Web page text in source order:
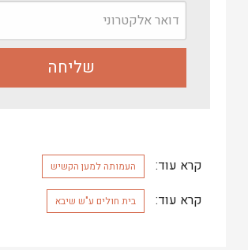
קרא עוד: העמותה למען הקשיש
קרא עוד: בית חולים ע"ש שיבא